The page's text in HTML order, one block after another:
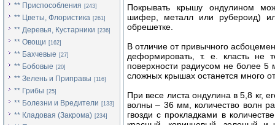
** Приспособления [243]
** Цветы, Флористика [261]
** Деревья, Кустарники [236]
** Овощи [162]
** Бахчевые [27]
** Бобовые [20]
** Зелень и Приправы [116]
** Грибы [25]
** Болезни и Вредители [133]
** Кладовая (Закрома) [234]
Покрывать крышу ондулином
шифер, металл или рубероид)
обрешетке.
В отличие от привычного
деформировать, т. е. класть не
поверхности радиусом не более 5
сложных крышах останется много
При весе листа ондулина в 5,8 кг,
волны – 36 мм, количество волн
гвозди с прокладками в